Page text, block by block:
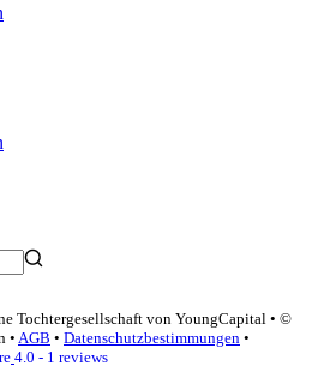
Tochtergesellschaft von YoungCapital • ©
• AGB • Datenschutzbestimmungen •
4.0 - 1 reviews